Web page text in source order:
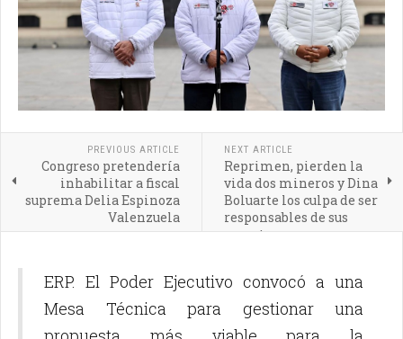
PREVIOUS ARTICLE
Congreso pretendería
inhabilitar a fiscal
suprema Delia Espinoza
Valenzuela
NEXT ARTICLE
Reprimen, pierden la
vida dos mineros y Dina
Boluarte los culpa de ser
responsables de sus
muertes
ERP. El Poder Ejecutivo convocó a una
Mesa Técnica para gestionar una